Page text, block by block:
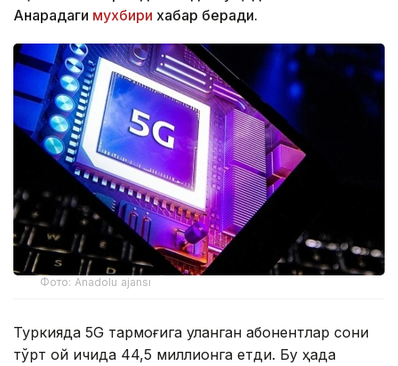
Анқарадаги мухбири хабар беради.
Фото: Anadolu ajansı
Туркияда 5G тармоғига уланган абонентлар сони
тўрт ой ичида 44,5 миллионга етди. Бу ҳақда